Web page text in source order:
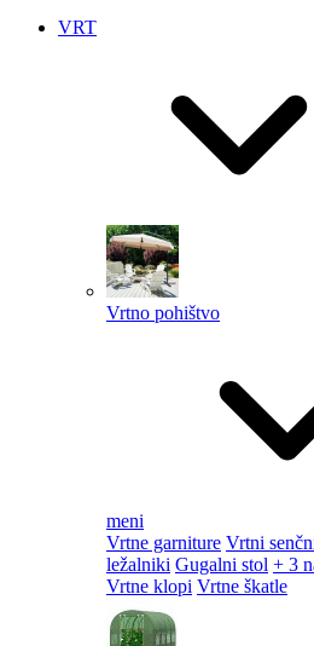
VRT
Vrtno pohištvo
meni
Vrtne garniture Vrtni
ležalniki Gugalni stol + 3
Vrtne klopi Vrtne škatle